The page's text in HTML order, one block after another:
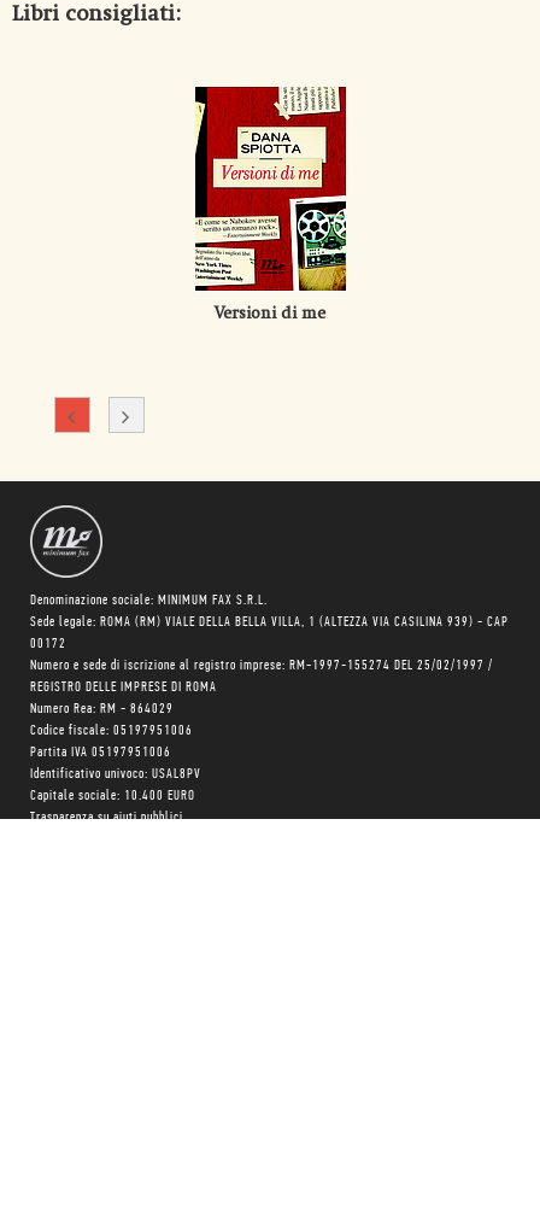
Libri consigliati:
Versioni di me
Denominazione sociale: MINIMUM FAX S.R.L.
Sede legale: ROMA (RM) VIALE DELLA BELLA VILLA, 1 (ALTEZZA VIA CASILINA 939) - CAP
00172
Numero e sede di iscrizione al registro imprese: RM-1997-155274 DEL 25/02/1997 /
REGISTRO DELLE IMPRESE DI ROMA
Numero Rea: RM - 864029
Codice fiscale: 05197951006
Partita IVA 05197951006
Identificativo univoco: USAL8PV
Capitale sociale: 10.400 EURO
Trasparenza su aiuti pubblici